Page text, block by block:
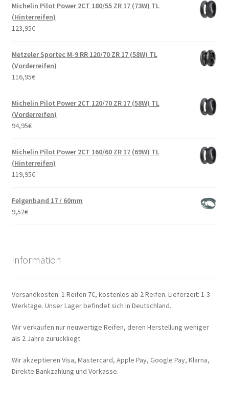
Michelin Pilot Power 2CT 180/55 ZR 17 (73W) TL
(Hinterreifen)
123,95€
Metzeler Sportec M-9 RR 120/70 ZR 17 (58W) TL
(Vorderreifen)
116,95€
Michelin Pilot Power 2CT 120/70 ZR 17 (58W) TL
(Vorderreifen)
94,95€
Michelin Pilot Power 2CT 160/60 ZR 17 (69W) TL
(Hinterreifen)
119,95€
Felgenband 17 / 60mm
9,52€
Information
Versandkosten: 1 Reifen 7€, kostenlos ab 2 Reifen. Lieferzeit: 1-3
Werktage. Unser Lager befindet sich in Deutschland.
Wir verkaufen nur neuwertige Reifen, deren Herstellung weniger
als 2 Jahre zurückliegt.
Wir akzeptieren Visa, Mastercard, Apple Pay, Google Pay, Klarna,
Direkte Bankzahlung und Vorkasse.